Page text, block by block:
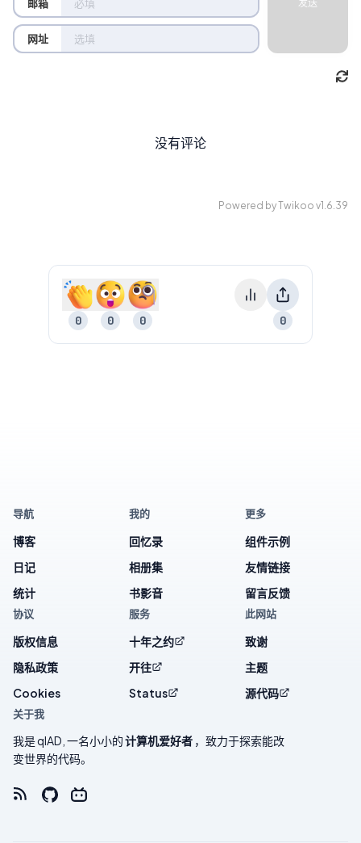
邮箱
网址
发送
没有评论
Powered byTwikoo v1.6.39
0 0 0 0
关于我
我是 qlAD, 一名小小的计算机爱好者 ，致力于探索能改
变世界的代码。
导航
博客
日记
统计
我的
回忆录
相册集
书影音
更多
组件示例
友情链接
留言反馈
协议
版权信息
隐私政策
Cookies
服务
十年之约
开往
Status
此网站
致谢
主题
源代码